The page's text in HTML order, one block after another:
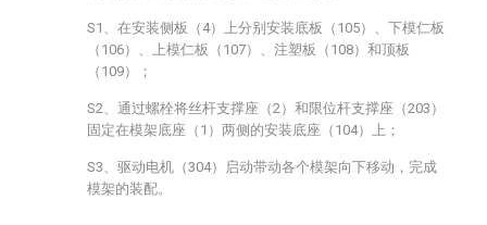
S1、在安装侧板（4）上分别安装底板（105）、下模仁板
（106）、上模仁板（107）、注塑板（108）和顶板
（109）；
S2、通过螺栓将丝杆支撑座（2）和限位杆支撑座（203）
固定在模架底座（1）两侧的安装底座（104）上；
S3、驱动电机（304）启动带动各个模架向下移动，完成
模架的装配。